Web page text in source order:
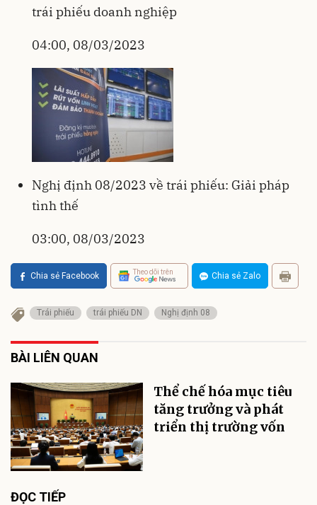
trái phiếu doanh nghiệp
04:00, 08/03/2023
Nghị định 08/2023 về trái phiếu: Giải pháp
tình thế
03:00, 08/03/2023
Chia sẻ Facebook Theo dõi trên Chia sẻ Zalo
Trái phiếu trái phiếu DN Nghị định 08
BÀI LIÊN QUAN
Thể chế hóa mục tiêu
tăng trưởng và phát
triển thị trường vốn
ĐỌC TIẾP